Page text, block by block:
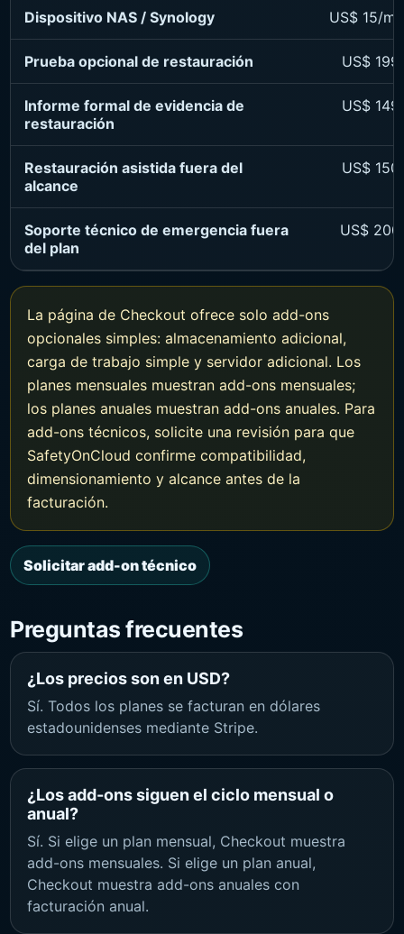
Dispositivo NAS / Synology US$ 15/
Prueba opcional de restauración US$ 199
Informe formal de evidencia de
restauración
US$ 149
Restauración asistida fuera del
alcance
US$ 150
Soporte técnico de emergencia fuera
del plan
US$ 200
La página de Checkout ofrece solo add-ons
opcionales simples: almacenamiento adicional,
carga de trabajo simple y servidor adicional. Los
planes mensuales muestran add-ons mensuales;
los planes anuales muestran add-ons anuales. Para
add-ons técnicos, solicite una revisión para que
SafetyOnCloud confirme compatibilidad,
dimensionamiento y alcance antes de la
facturación.
Solicitar add-on técnico
Preguntas frecuentes
¿Los precios son en USD?
Sí. Todos los planes se facturan en dólares
estadounidenses mediante Stripe.
¿Los add-ons siguen el ciclo mensual o
anual?
Sí. Si elige un plan mensual, Checkout muestra
add-ons mensuales. Si elige un plan anual,
Checkout muestra add-ons anuales con
facturación anual.